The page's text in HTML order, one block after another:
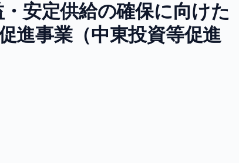
安定供給の確保に向けた
進事業（中東投資等促進